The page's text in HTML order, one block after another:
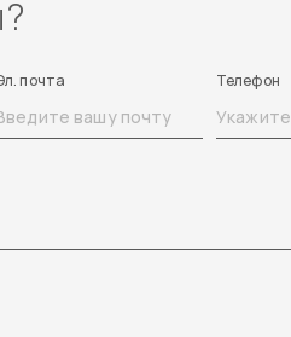
почта Телефон